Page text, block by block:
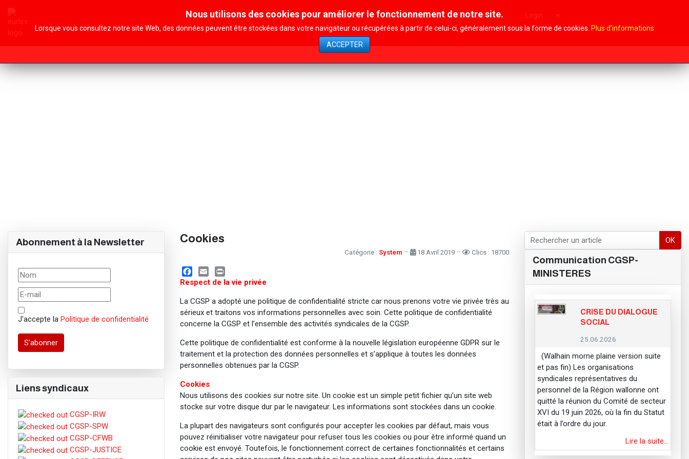
Accueil Contact Affiliation Nos actions Archives Login
Cookies
Catégorie : System 18 Avril 2019 Clics : 18700
Facebook
EmailPrint
Respect de la vie privée
La CGSP a adopté une politique de confidentialité stricte car nous prenons votre vie privée très au
sérieux et traitons vos informations personnelles avec soin. Cette politique de confidentialité
concerne la CGSP et l’ensemble des activités syndicales de la CGSP.
Cette politique de confidentialité est conforme à la nouvelle législation européenne GDPR sur le
traitement et la protection des données personnelles et s’applique à toutes les données
personnelles obtenues par la CGSP.
Cookies
Nous utilisons des cookies sur notre site. Un cookie est un simple petit fichier qu’un site web
stocke sur votre disque dur par le navigateur. Les informations sont stockées dans un cookie.
La plupart des navigateurs sont configurés pour accepter les cookies par défaut, mais vous
pouvez réinitialiser votre navigateur pour refuser tous les cookies ou pour être informé quand un
cookie est envoyé. Toutefois, le fonctionnement correct de certaines fonctionnalités et certains
Abonnement à la Newsletter
J'accepte la Politique de confidentialité
S’abonner
Liens syndicaux
CGSP-IRW
CGSP-SPW
CGSP-CFWB
CGSP-JUSTICE
OK
Communication CGSP-
MINISTERES
CRISE DU DIALOGUE
SOCIAL
25.06.2026
(Walhain morne plaine version suite
et pas fin) Les organisations
syndicales représentatives du
personnel de la Région wallonne ont
quitté la réunion du Comité de secteur
XVI du 19 juin 2026, où la fin du Statut
était à l’ordre du jour.
Lire la suite…
Nous utilisons des cookies pour améliorer le fonctionnement de notre site.
Lorsque vous consultez notre site Web, des données peuvent être stockées dans votre navigateur ou récupérées à partir de celui-ci, généralement sous la forme de cookies. Plus d'informations
ACCEPTER